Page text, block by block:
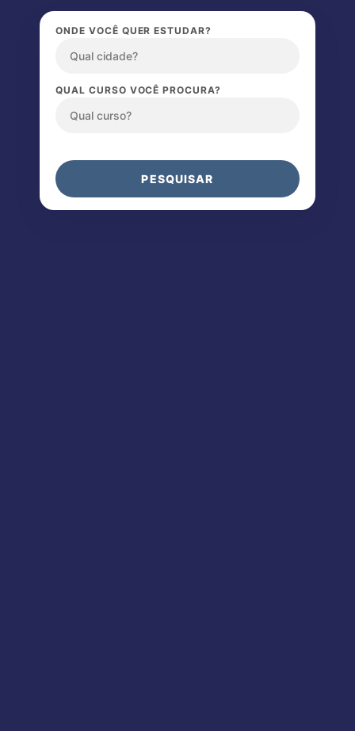
ONDE VOCÊ QUER ESTUDAR?
QUAL CURSO VOCÊ PROCURA?
PESQUISAR